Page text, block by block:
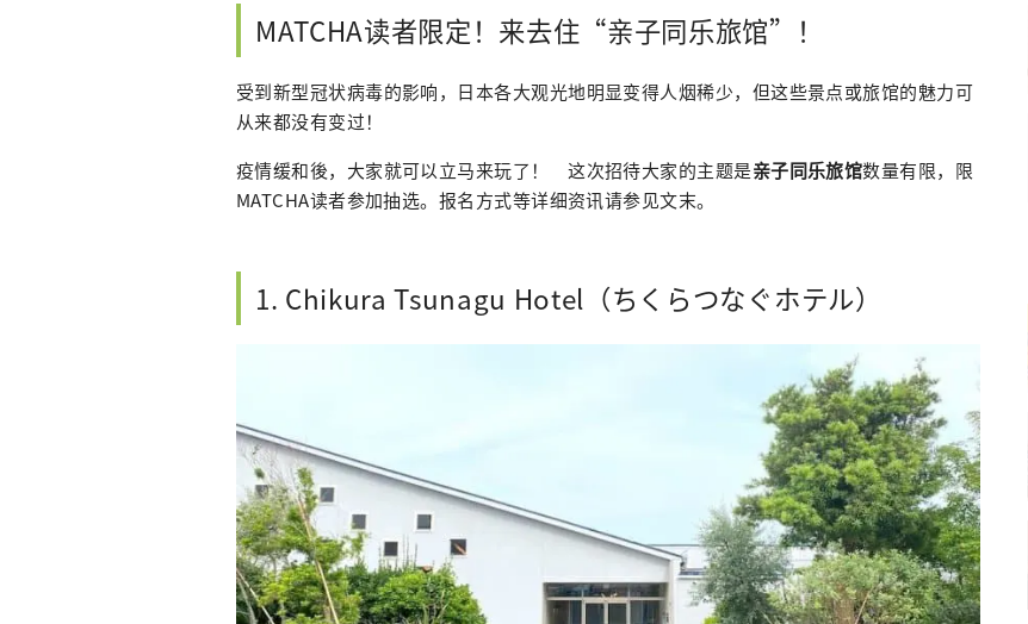
MATCHA读者限定！来去住“亲子同乐旅馆”！
受到新型冠状病毒的影响，日本各大观光地明显变得人烟稀少，但这些景点或旅馆的魅力可
从来都没有变过！
疫情缓和後，大家就可以立马来玩了！ 这次招待大家的主题是亲子同乐旅馆数量有限，限
MATCHA读者参加抽选。报名方式等详细资讯请参见文末。
1. Chikura Tsunagu Hotel（ちくらつなぐホテル）